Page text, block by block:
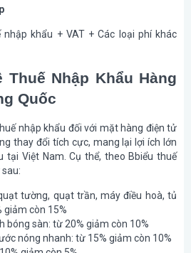
khẩu + VAT + Các loại phí khác
Nhập Khẩu Hàng
Quốc
nhập khẩu đối với mặt hàng điện tử
thay đổi tích cực, mang lại lợi ích lớn
tại Việt Nam. Cụ thể, theo Bbiểu thuế
tường, quạt trần, máy điều hoà, tủ
giảm còn 15%
bóng sàn: từ 20% giảm còn 10%
nóng nhanh: từ 15% giảm còn 10%